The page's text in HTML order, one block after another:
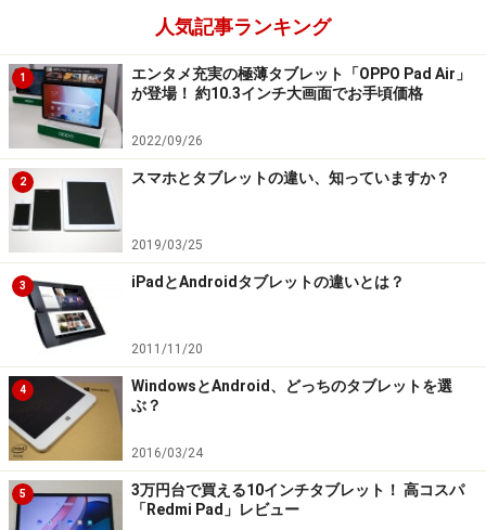
この用途に向く理由は、操作方法とサイズです。タブレ
ットは、ディスプレイに表示された内容をタッチで直接
操作が可能。キーボードやマウスを使った操作と比較す
ると、より直感的に使えます。電子書籍のページ送りを
する操作などは、ノートPCでは実現できない自然な体験
です。
多くのタブレットが10インチ前後のサイズですが、これ
はパーソナルコンピュータの父「アラン・ケイ」が、
iPadの大きさをジェスチャーでスティーブ・ジョブズに
示し「この大きさにすれば、世界を支配できる」と言っ
たのがはじまりです。おかげで、机の前ではなくソファ
ーやベッドに寝転んで、端末を手に持ちながらコンテン
ツを楽しめます。ノートPCでは、こうした使い方は考え
られませんでした。
電子書籍を読む様子。見開きで楽しめるタブレットもある
人気記事ランキング
1
エンタメ充実の極薄タブレット「OPPO Pad Air」
が登場！ 約10.3インチ大画面でお手頃価格
2022/09/26
2 スマホとタブレットの違い、知っていますか？
2019/03/25
3 iPadとAndroidタブレットの違いとは？
2011/11/20
4
WindowsとAndroid、どっちのタブレットを選
ぶ？
2016/03/24
5
3万円台で買える10インチタブレット！ 高コスパ
「Redmi Pad」レビュー